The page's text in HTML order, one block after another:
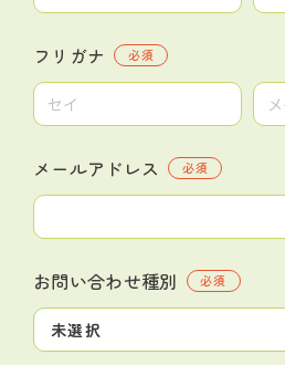
フリガナ 必須
メールアドレス 必須
お問い合わせ種別 必須